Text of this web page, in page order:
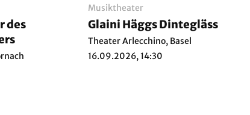
des
Musiktheater
Glaini Häggs Dintegläss
Theater Arlecchino, Basel
16.09.2026, 14:30